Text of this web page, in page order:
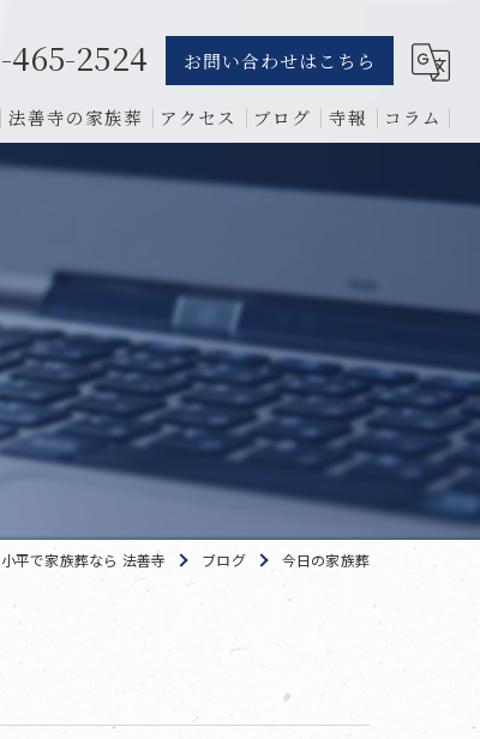
465-2524 お問い合わせはこちら
法善寺の家族葬
費用
1日葬
相談
アクセス ブログ 寺報 コラム
小平で家族葬なら 法善寺 ブログ 今日の家族葬